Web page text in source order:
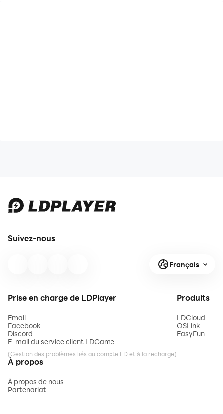
Suivez-nous
Français
Prise en charge de LDPlayer
Email
Facebook
Discord
E-mail du service client LDGame
(Gestion des problèmes liés au compte LD et à la recharge)
Produits
LDCloud
OSLink
EasyFun
À propos
À propos de nous
Partenariat